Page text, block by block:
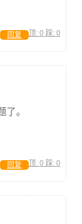
顶: 0 踩: 0
回复
了。
顶: 0 踩: 0
回复